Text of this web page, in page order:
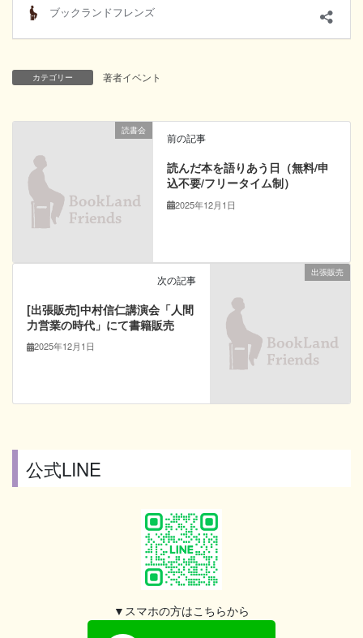
カテゴリー 著者イベント
読書会
前の記事
読んだ本を語りあう日（無料/申
込不要/フリータイム制）
2025年12月1日
出張販売
次の記事
[出張販売]中村信仁講演会「人間
力営業の時代」にて書籍販売
2025年12月1日
公式LINE
▼スマホの方はこちらから